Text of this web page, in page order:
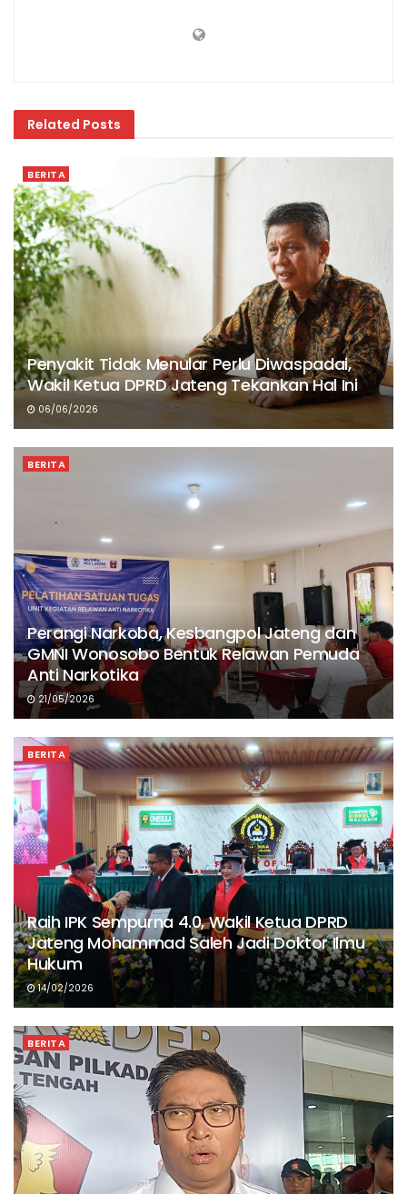
Related Posts
BERITA
Penyakit Tidak Menular Perlu Diwaspadai,
Wakil Ketua DPRD Jateng Tekankan Hal Ini
06/06/2026
BERITA
Perangi Narkoba, Kesbangpol Jateng dan
GMNI Wonosobo Bentuk Relawan Pemuda
Anti Narkotika
21/05/2026
BERITA
Raih IPK Sempurna 4.0, Wakil Ketua DPRD
Jateng Mohammad Saleh Jadi Doktor Ilmu
Hukum
14/02/2026
BERITA